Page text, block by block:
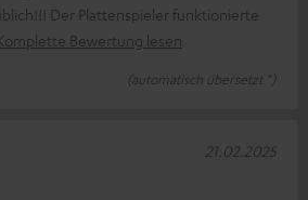
Der Plattenspieler funktionierte
Komplette Bewertung lesen
(automatisch übersetzt *)
21.02.2025